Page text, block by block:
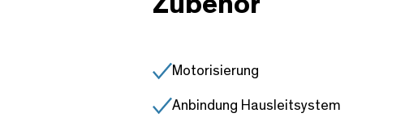
Motorisierung
Anbindung Hausleitsystem